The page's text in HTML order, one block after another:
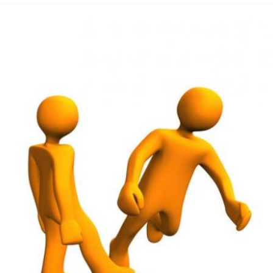
Verbraucher gestärkt – Gerichtsurteil zu Apple